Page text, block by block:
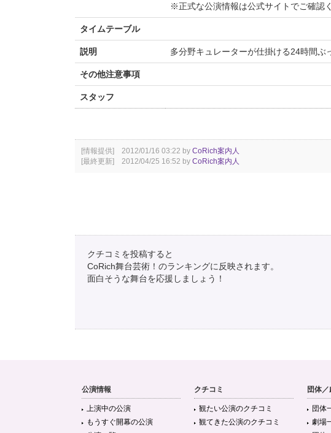
※正式な公演情報は公式サイトでご確認
タイムテーブル
説明 多分野キュレーターが仕掛ける24時間ぶ
その他注意事項
スタッフ
[情報提供] 2012/01/16 03:22 by CoRich案内人
[最終更新] 2012/04/25 16:52 by CoRich案内人
クチコミを投稿すると
CoRich舞台芸術！のランキングに反映されます。
面白そうな舞台を応援しましょう！
公演情報
上演中の公演
もうすぐ開幕の公演
クチコミ
観たい公演のクチコミ
観てきた公演のクチコミ
団体／
団体
劇場